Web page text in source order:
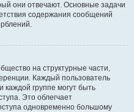
они отвечают. Основные задачи
содержания сообщений
на структурные части,
Каждый пользователь
каждой группе могут быть
Это облегчает
одновременно большому